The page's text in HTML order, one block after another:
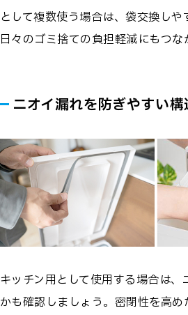
として複数使う場合は、袋交換しや
日々のゴミ捨ての負担軽減にもつな
ニオイ漏れを防ぎやすい
キッチン用として使用する場合は
かも確認しましょう。密閉性を高